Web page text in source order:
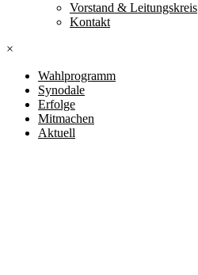
Vorstand & Leitungskreis
Kontakt
×
Wahlprogramm
Synodale
Erfolge
Mitmachen
Aktuell